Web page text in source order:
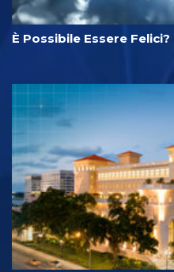
È Possibile Essere Felici?